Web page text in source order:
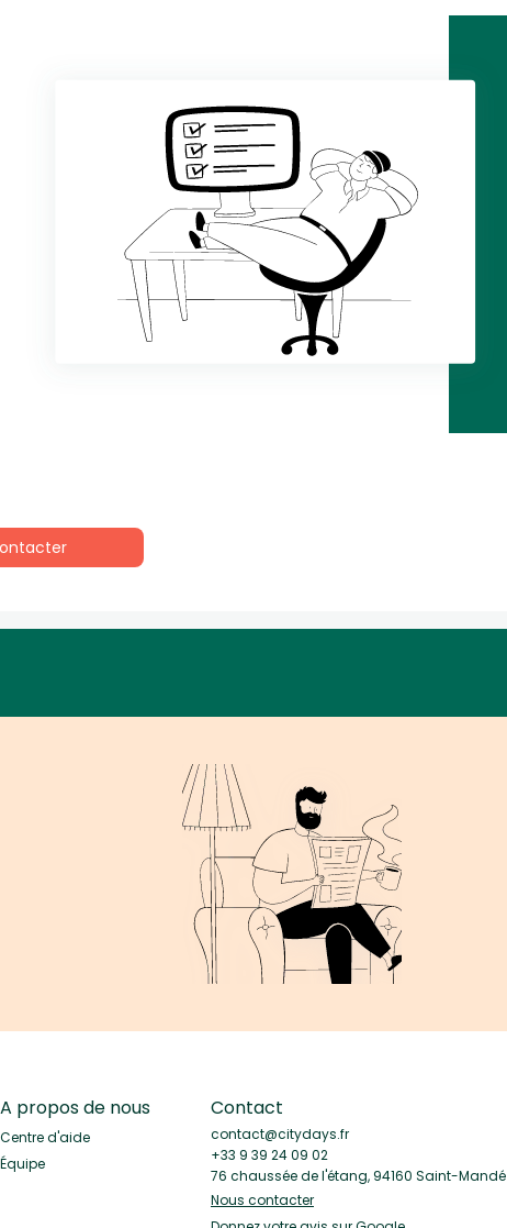
A propos de nous
Centre d'aide
Équipe
Contact
contact@citydays.fr
+33 9 39 24 09 02
76 chaussée de l'étang, 94160 Saint-Mandé
Nous contacter